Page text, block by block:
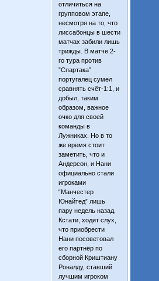
отличиться на
групповом этапе,
несмотря на то, что
лиссабонцы в шести
матчах забили лишь
трижды. В матче 2-
го тура против
”Спартака”
португалец сумел
сравнять счёт-1:1, и
добыл, таким
образом, важное
очко для своей
команды в
Лужниках. Но в то
же время стоит
заметить, что и
Андерсон, и Нани
официально стали
игроками
“Манчестер
Юнайтед” лишь
пару недель назад.
Кстати, ходит слух,
что приобрести
Нани посоветовал
его партнёр по
сборной Криштиану
Роналду, ставший
лучшим игроком